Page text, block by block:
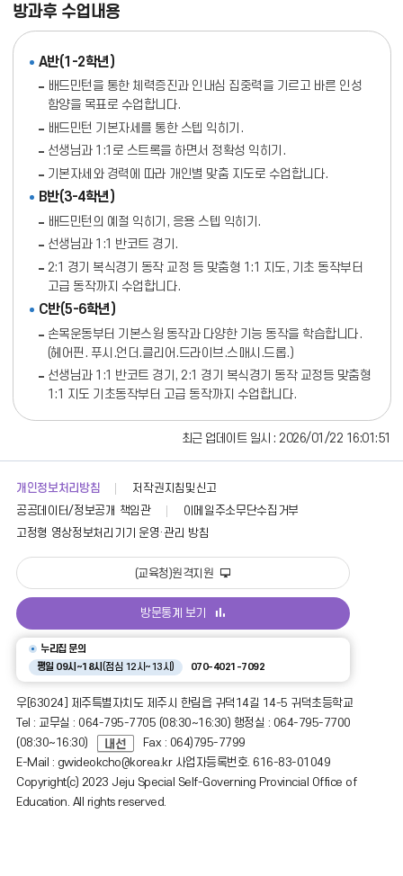
방과후 수업내용
A반(1-2학년)
배드민턴을 통한 체력증진과 인내심 집중력을 기르고 바른 인성
함양을 목표로 수업합니다.
배드민턴 기본자세를 통한 스텝 익히기.
선생님과 1:1로 스트록을 하면서 정확성 익히기.
기본자세와 경력에 따라 개인별 맞춤 지도로 수업합니다.
B반(3-4학년)
배드민턴의 예절 익히기, 응용 스텝 익히기.
선생님과 1:1 반코트 경기.
2:1 경기 복식경기 동작 교정 등 맞춤형 1:1 지도, 기초 동작부터
고급 동작까지 수업합니다.
C반(5-6학년)
손목운동부터 기본스윙 동작과 다양한 기능 동작을 학습합니다.
(헤어핀. 푸시.언더.클리어.드라이브.스매시.드롭.)
선생님과 1:1 반코트 경기, 2:1 경기 복식경기 동작 교정등 맞춤형
1:1 지도 기초동작부터 고급 동작까지 수업합니다.
최근 업데이트 일시 : 2026/01/22 16:01:51
개인정보처리방침
저작권지침및신고
공공데이터/정보공개 책임관
이메일주소무단수집거부
고정형 영상정보처리기기 운영·관리 방침
(교육청)원격지원
방문통계 보기
누리집 문의
평일 09시~18시 (점심 12시~13시) 070-4021-7092
우[63024] 제주특별자치도 제주시 한림읍 귀덕14길 14-5 귀덕초등학교
Tel : 교무실 : 064-795-7705 (08:30~16:30) 행정실 : 064-795-7700
(08:30~16:30)
Fax : 064)795-7799
E-Mail : gwideokcho@korea.kr 사업자등록번호. 616-83-01049
Copyright(c) 2023 Jeju Special Self-Governing Provincial Office of
Education. All rights reserved.